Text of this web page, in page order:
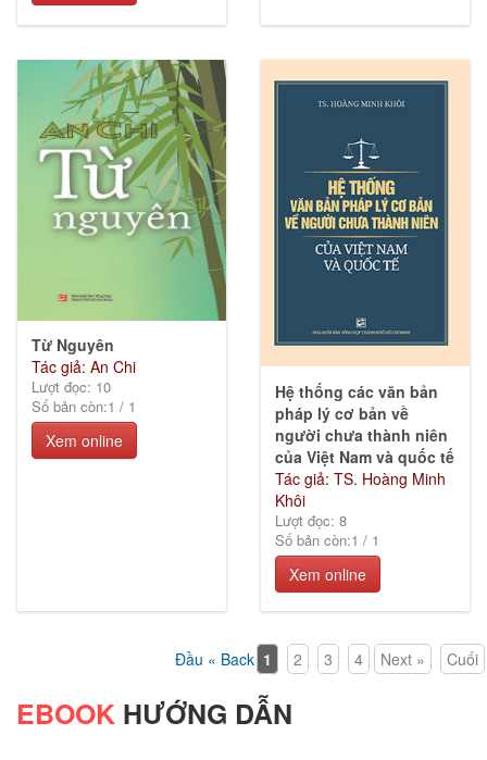
Từ Nguyên
Tác giả: An Chi
Lượt đọc: 10
Số bản còn:1 /1
Xem online
Hệ thống các văn bản
pháp lý cơ bản về
người chưa thành niên
của Việt Nam và quốc tế
Tác giả: TS. Hoàng Minh
Khôi
Lượt đọc: 8
Số bản còn:1 /1
Xem online
Đầu « Back 1 2 3 4 Next » Cuối
EBOOK HƯỚNG DẪN